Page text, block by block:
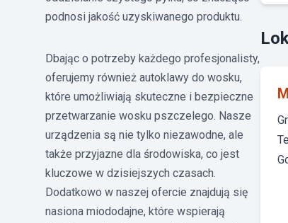
podnosi jakość uzyskiwanego produktu.
Dbając o potrzeby każdego profesjonalisty,
oferujemy również autoklawy do wosku,
które umożliwiają skuteczne i bezpieczne
przetwarzanie wosku pszczelego. Nasze
urządzenia są nie tylko niezawodne, ale
także przyjazne dla środowiska, co jest
kluczowe w dzisiejszych czasach.
Dodatkowo w naszej ofercie znajdują się
nasiona miododajne, które wspierają